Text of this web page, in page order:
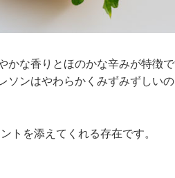
な香りとほのかな辛みが特徴で
ンはやわらかくみずみずしいの
トを添えてくれる存在です。